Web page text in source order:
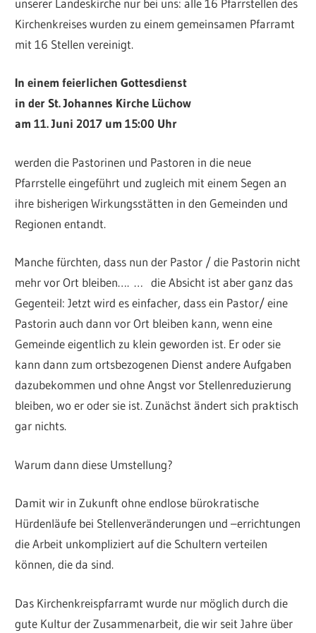
unserer Landeskirche nur bei uns: alle 16 Pfarrstellen des
Kirchenkreises wurden zu einem gemeinsamen Pfarramt
mit 16 Stellen vereinigt.
In einem feierlichen Gottesdienst
in der St. Johannes Kirche Lüchow
am 11. Juni 2017 um 15:00 Uhr
werden die Pastorinen und Pastoren in die neue
Pfarrstelle eingeführt und zugleich mit einem Segen an
ihre bisherigen Wirkungsstätten in den Gemeinden und
Regionen entandt.
Manche fürchten, dass nun der Pastor / die Pastorin nicht
mehr vor Ort bleiben…. … die Absicht ist aber ganz das
Gegenteil: Jetzt wird es einfacher, dass ein Pastor/ eine
Pastorin auch dann vor Ort bleiben kann, wenn eine
Gemeinde eigentlich zu klein geworden ist. Er oder sie
kann dann zum ortsbezogenen Dienst andere Aufgaben
dazubekommen und ohne Angst vor Stellenreduzierung
bleiben, wo er oder sie ist. Zunächst ändert sich praktisch
gar nichts.
Warum dann diese Umstellung?
Damit wir in Zukunft ohne endlose bürokratische
Hürdenläufe bei Stellenveränderungen und –errichtungen
die Arbeit unkompliziert auf die Schultern verteilen
können, die da sind.
Das Kirchenkreispfarramt wurde nur möglich durch die
gute Kultur der Zusammenarbeit, die wir seit Jahre über